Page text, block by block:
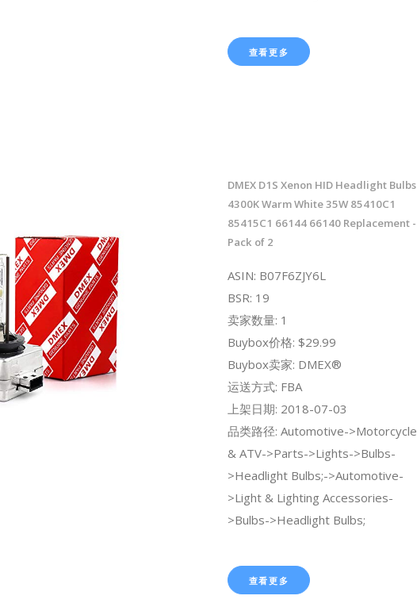
查看更多
DMEX D1S Xenon HID Headlight Bulbs
4300K Warm White 35W 85410C1
85415C1 66144 66140 Replacement -
Pack of 2
ASIN: B07F6ZJY6L
BSR: 19
卖家数量: 1
Buybox价格: $29.99
Buybox卖家: DMEX®
运送方式: FBA
上架日期: 2018-07-03
品类路径: Automotive->Motorcycle
& ATV->Parts->Lights->Bulbs-
>Headlight Bulbs;->Automotive-
>Light & Lighting Accessories-
>Bulbs->Headlight Bulbs;
查看更多